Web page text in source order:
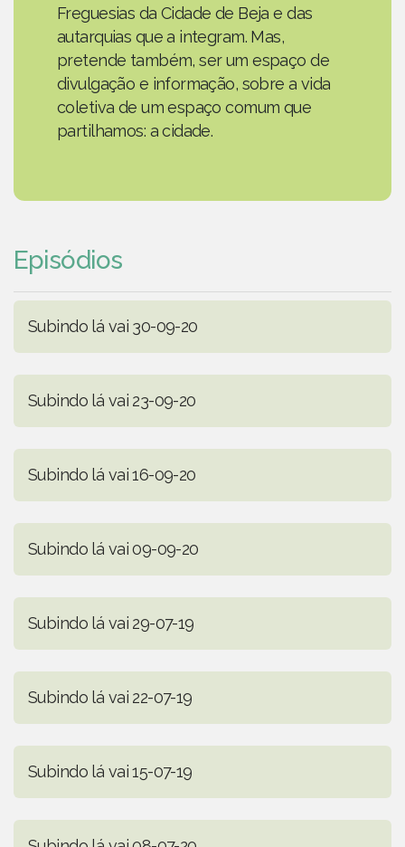
Freguesias da Cidade de Beja e das
autarquias que a integram. Mas,
pretende também, ser um espaço de
divulgação e informação, sobre a vida
coletiva de um espaço comum que
partilhamos: a cidade.
Episódios
Subindo lá vai 30-09-20
Subindo lá vai 23-09-20
Subindo lá vai 16-09-20
Subindo lá vai 09-09-20
Subindo lá vai 29-07-19
Subindo lá vai 22-07-19
Subindo lá vai 15-07-19